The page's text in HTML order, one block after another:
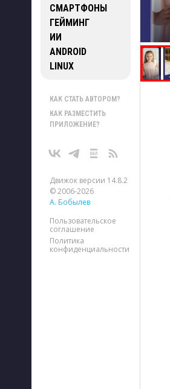
СМАРТФОНЫ
ГЕЙМИНГ
ИИ
ANDROID
LINUX
КАК СТАТЬ АВТОРОМ?
КАК РАЗМЕСТИТЬ
ПРИЛОЖЕНИЕ?
Движок версии 14.8.2
© 2006-2026
А. Бобылев
Пользовательское
соглашение
Политика
конфиденциальности